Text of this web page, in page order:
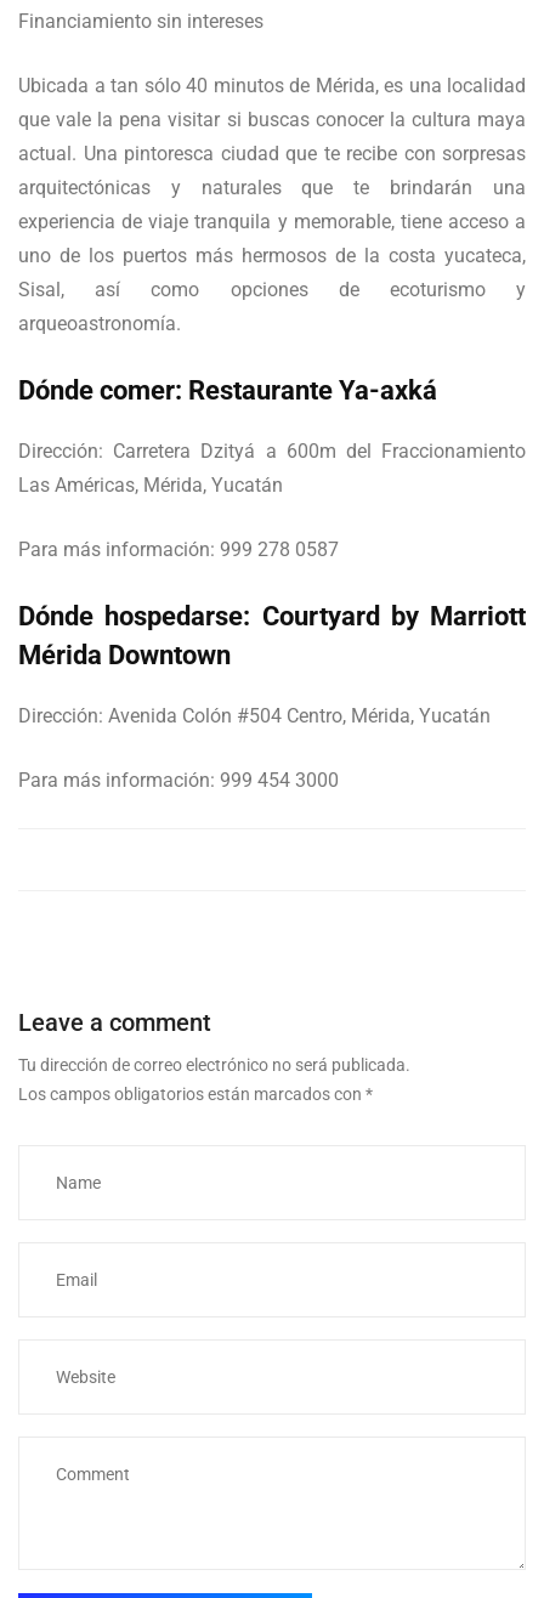
Ubicada a tan sólo 40 minutos de Mérida, es una localidad
que vale la pena visitar si buscas conocer la cultura maya
actual. Una pintoresca ciudad que te recibe con sorpresas
arquitectónicas y naturales que te brindarán una
experiencia de viaje tranquila y memorable, tiene acceso a
uno de los puertos más hermosos de la costa yucateca,
Sisal, así como opciones de ecoturismo y
arqueoastronomía.
Dónde comer: Restaurante Ya-axká
Dirección: Carretera Dzityá a 600m del Fraccionamiento
Las Américas, Mérida, Yucatán
Para más información: 999 278 0587
Dónde hospedarse: Courtyard by Marriott
Mérida Downtown
Dirección: Avenida Colón #504 Centro, Mérida, Yucatán
Para más información: 999 454 3000
Leave a comment
Tu dirección de correo electrónico no será publicada.
Los campos obligatorios están marcados con *